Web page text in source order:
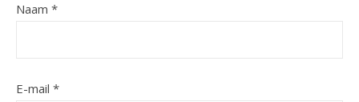
Naam *
E-mail *